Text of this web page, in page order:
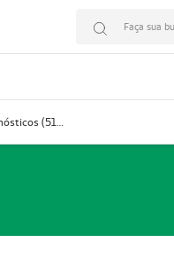
Faça sua
Prestador Medlife Consultas e Diagnósticos (51004334-2)